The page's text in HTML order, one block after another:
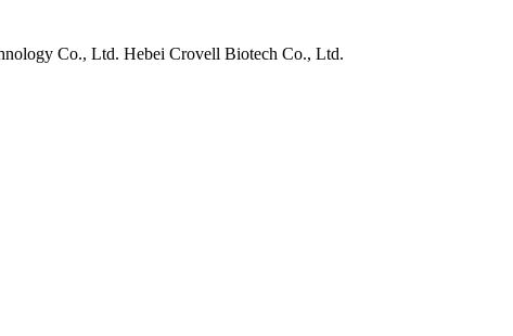
Co., Ltd. Hebei Crovell Biotech Co., Ltd.